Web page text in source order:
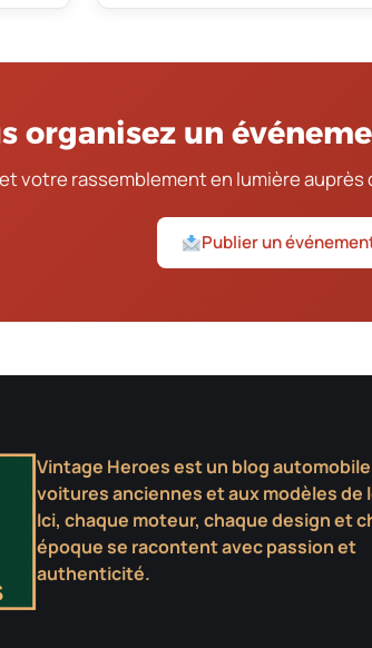
organisez un
votre rassemblement en lumière
Publier un
Vintage Heroes est un blog
voitures anciennes et aux modèles de
Ici, chaque moteur, chaque design et
époque se racontent avec passion et
authenticité.